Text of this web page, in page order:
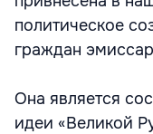
политическое
граждан
Она является
идеи «Великой